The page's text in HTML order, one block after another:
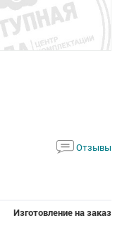
Отзывы
Изготовление на заказ